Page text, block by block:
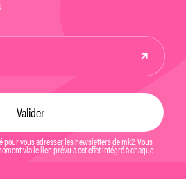
vous adresser les newsletters de mk2. Vous
via le lien prévu à cet effet intégré à chaque